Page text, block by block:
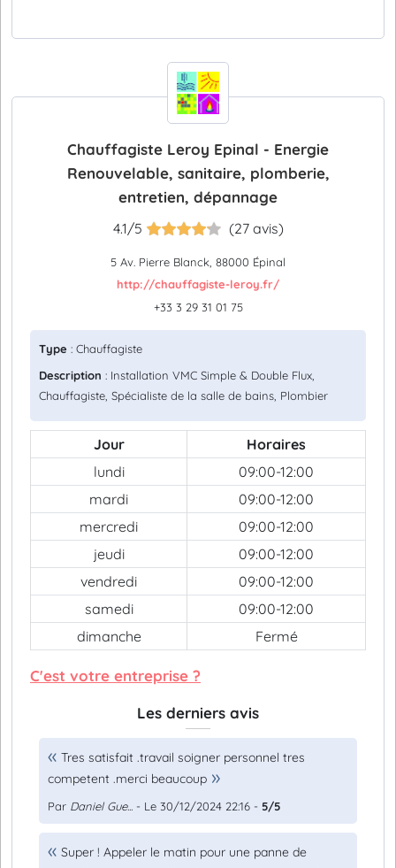
Chauffagiste Leroy Epinal - Energie
Renouvelable, sanitaire, plomberie,
entretien, dépannage
4.1/5 (27 avis)
5 Av. Pierre Blanck, 88000 Épinal
http://chauffagiste-leroy.fr/
+33 3 29 31 01 75
Type : Chauffagiste
Description : Installation VMC Simple & Double Flux,
Chauffagiste, Spécialiste de la salle de bains, Plombier
Jour
Horaires
lundi
09:00-12:00
mardi
09:00-12:00
mercredi
09:00-12:00
jeudi
09:00-12:00
vendredi
09:00-12:00
samedi
09:00-12:00
dimanche
Fermé
C'est votre entreprise ?
Les derniers avis
Tres satisfait .travail soigner personnel tres
competent .merci beaucoup
Par Daniel Gue... - Le 30/12/2024 22:16 - 5/5
Super ! Appeler le matin pour une panne de